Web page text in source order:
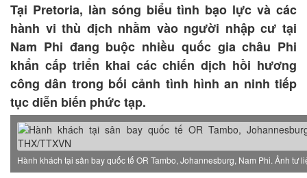
Tại Pretoria, làn sóng biểu tình bạo lực và các
hành vi thù địch nhằm vào người nhập cư tại
Nam Phi đang buộc nhiều quốc gia châu Phi
khẩn cấp triển khai các chiến dịch hồi hương
công dân trong bối cảnh tình hình an ninh tiếp
tục diễn biến phức tạp.
Hành khách tại sân bay quốc tế OR Tambo, Johannesburg, Nam Phi. Ảnh tư